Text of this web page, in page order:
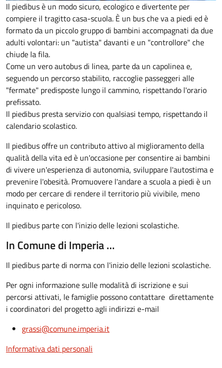
Il piedibus è un modo sicuro, ecologico e divertente per
compiere il tragitto casa-scuola. È un bus che va a piedi ed è
formato da un piccolo gruppo di bambini accompagnati da due
adulti volontari: un "autista" davanti e un "controllore" che
chiude la fila.
Come un vero autobus di linea, parte da un capolinea e,
seguendo un percorso stabilito, raccoglie passeggeri alle
"fermate" predisposte lungo il cammino, rispettando l'orario
prefissato.
Il piedibus presta servizio con qualsiasi tempo, rispettando il
calendario scolastico.
Il piedibus offre un contributo attivo al miglioramento della
qualità della vita ed è un'occasione per consentire ai bambini
di vivere un'esperienza di autonomia, sviluppare l'autostima e
prevenire l'obesità. Promuovere l'andare a scuola a piedi è un
modo per cercare di rendere il territorio più vivibile, meno
inquinato e pericoloso.
Il piedibus parte con l'inizio delle lezioni scolastiche.
In Comune di Imperia …
Il piedibus parte di norma con l'inizio delle lezioni scolastiche.
Per ogni informazione sulle modalità di iscrizione e sui
percorsi attivati, le famiglie possono contattare direttamente
i coordinatori del progetto agli indirizzi e-mail
grassi@comune.imperia.it
Informativa dati personali